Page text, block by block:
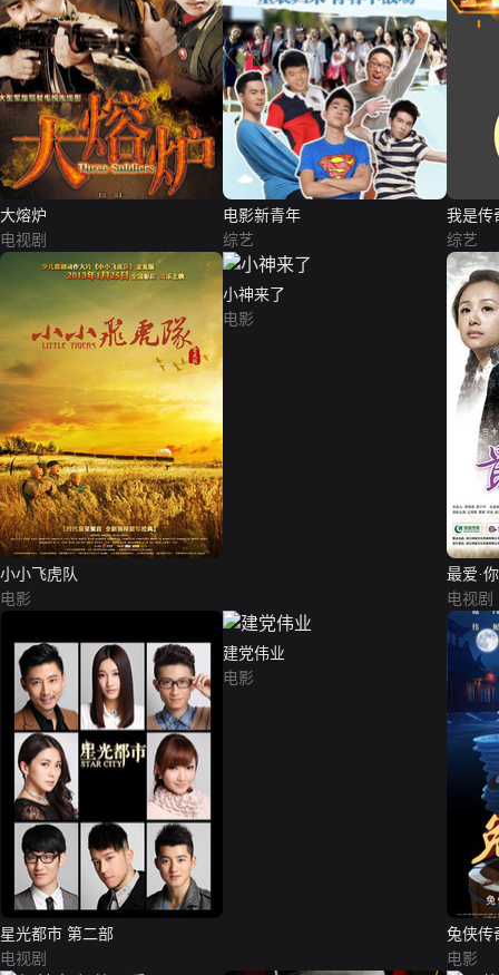
大熔炉
电视剧
电影新青年
综艺
我是传
综艺
小小飞虎队
电影
小神来了
电影
最爱·你
电视剧
星光都市 第二部
电视剧
建党伟业
电影
兔侠传
电影